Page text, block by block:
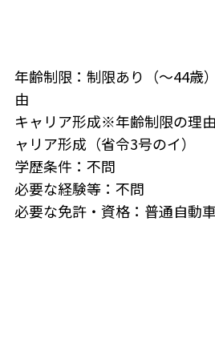
年齢制限：制限あり（～44歳
由
キャリア形成※年齢制限の理
ャリア形成（省令3号のイ）
学歴条件：不問
必要な経験等：不問
必要な免許・資格：普通自動